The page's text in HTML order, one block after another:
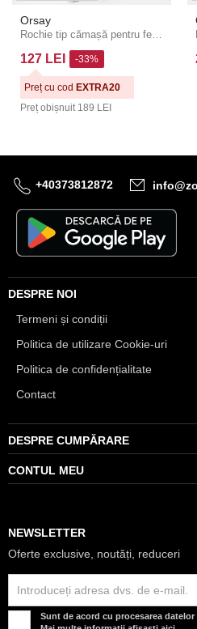
Orsay
Rochie tip cămașă pentru femei roz deschis cu imprimeu până la g
127 LEI
Preț obișnuit 189 LEI
-33%
Preț cu cod EXTRA20
+40373812872
DESPRE NOI
Termeni și condiții
Politica de utilizare Cookie-uri
Politica de confidențialitate
Contact
DESPRE CUMPĂRARE
CONTUL MEU
NEWSLETTER
Oferte exclusive, noutăți, reduceri
Sunt de acord cu procesarea